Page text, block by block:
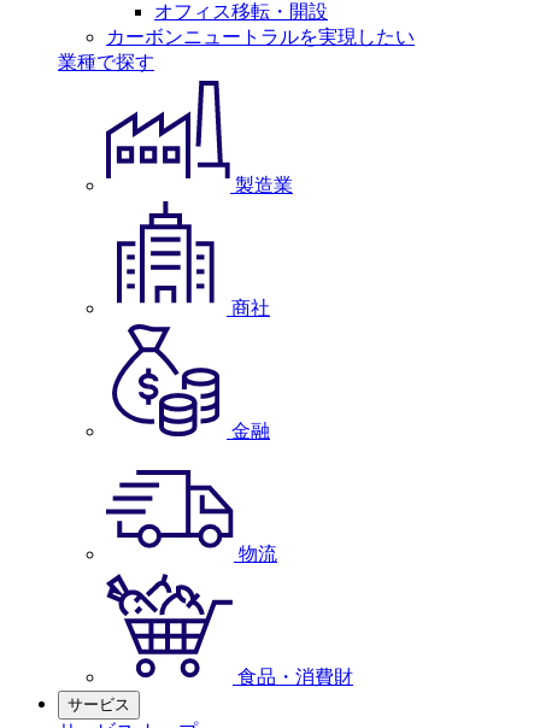
オフィス移転・開設
カーボンニュートラルを実現したい
業種で探す
製造業
商社
金融
物流
食品・消費財
サービス